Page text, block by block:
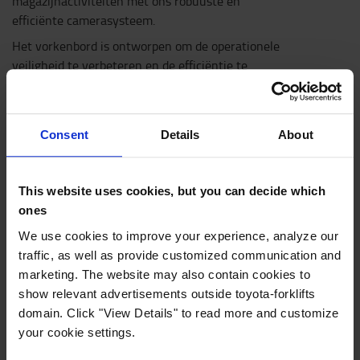
Consent Details About
This website uses cookies, but you can decide which
ones
We use cookies to improve your experience, analyze our
traffic, as well as provide customized communication and
marketing. The website may also contain cookies to
show relevant advertisements outside toyota-forklifts
domain. Click "View Details" to read more and customize
your cookie settings.
efficiënte camerasysteem.
Het vorkenbord is ontworpen om de operationele
veiligheid te verbeteren en de efficiëntie te
stroomlijnen. Dit systeem heeft een magnetische
blijft. Het draadloze ontwerp met een powerbank
vereenvoudigt de installatie aanzienlijk door de
weg te nemen, waardoor de risico's van onderhoud
en nlmage worden verminderd.
Doordat de camera op het vorkenbord is geplaatst,
blijft hij beschermd tegen botsingen met pallets.
Laad de powerbank gewoon 's nachts op voor een
continue werking. Optimaliseer uw
magazijnactiviteiten met ons robuuste en
efficiënte camerasysteem.